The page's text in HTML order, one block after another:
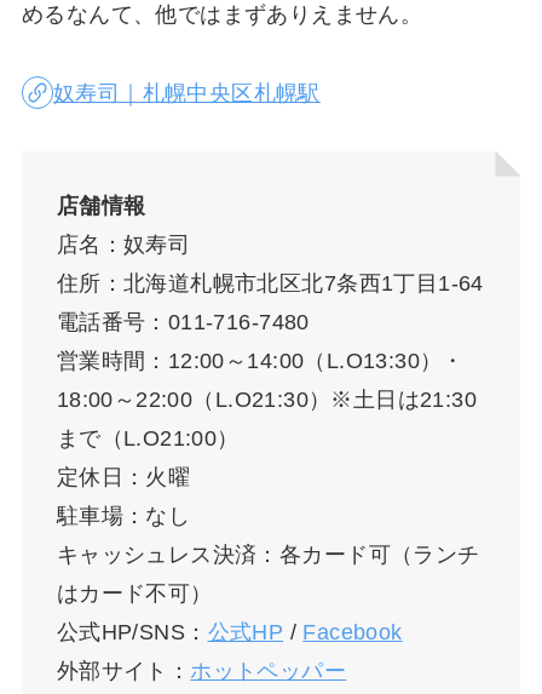
めるなんて、他ではまずありえません。
奴寿司｜札幌中央区札幌駅
店舗情報
店名：奴寿司
住所：北海道札幌市北区北7条西1丁目1-64
電話番号：011-716-7480
営業時間：12:00～14:00（L.O13:30）・
18:00～22:00（L.O21:30）※土日は21:30
まで（L.O21:00）
定休日：火曜
駐車場：なし
キャッシュレス決済：各カード可（ランチ
はカード不可）
公式HP/SNS： 公式HP / Facebook
外部サイト： ホットペッパー